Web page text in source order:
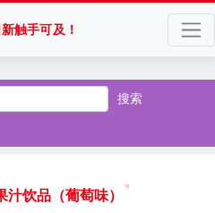
触手可及！
搜索
饮品（葡萄味）